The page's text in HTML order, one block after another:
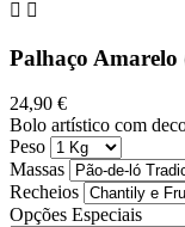
 
Palhaço Amarelo
24,90 €
Bolo artístico com
Peso
Massas
Recheios
Opções Especiais